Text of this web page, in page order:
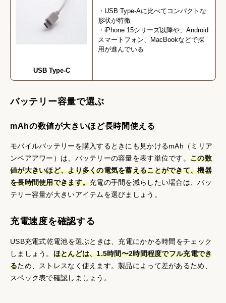
USB Type-C
・USB Type-Aに比べてコンパクトな
形状が特徴
・iPhone 15シリーズ以降や、Android
スマートフォン、MacBookなどで採
用が進んでいる
バッテリー容量で選ぶ
mAhの数値が大きいほど長時間使える
モバイルバッテリーを購入するときにも見かけるmAh（ミリア
ンペアアワー）は、バッテリーの容量を表す単位です。 この数
値が大きいほど、より多くの電気を蓄えることができて、機器
を長時間使用できます。充電の手間を減らしたい場合は、バッ
テリー容量が大きいアイテムを選びましょう。
充電速度を確認する
USB充電式乾電池を選ぶときは、充電にかかる時間をチェック
しましょう。 ほとんどは、1.5時間〜2時間程度でフル充電でき
るため、ストレスなく使えます。製品によって差があるため、
スペック表で確認しましょう。